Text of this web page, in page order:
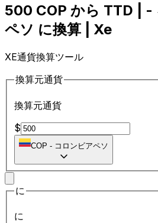
500 COP から TTD | -
ペソ に換算 | Xe
XE通貨換算ツール
換算元通貨
換算元通貨
$
COP - コロンビアペソ
に
に